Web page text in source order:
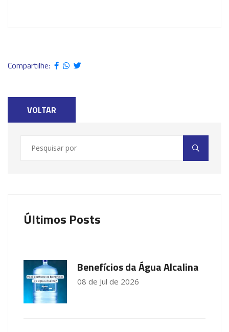
Compartilhe:
VOLTAR
Últimos Posts
Benefícios da Água Alcalina
08 de Jul de 2026